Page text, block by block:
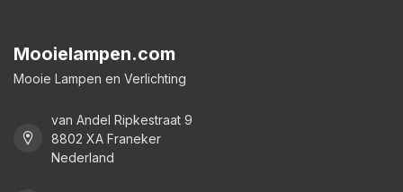
Mooielampen.com
Mooie Lampen en Verlichting
van Andel Ripkestraat 9
8802 XA Franeker
Nederland